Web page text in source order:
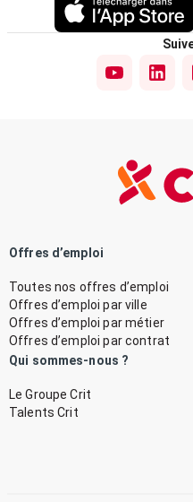
Offres d’emploi
Toutes nos offres d’emploi
Offres d’emploi par ville
Offres d’emploi par métier
Offres d’emploi par contrat
Qui sommes-nous ?
Le Groupe Crit
Talents Crit